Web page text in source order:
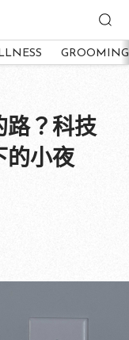
GROOMING
路？科技
的小夜